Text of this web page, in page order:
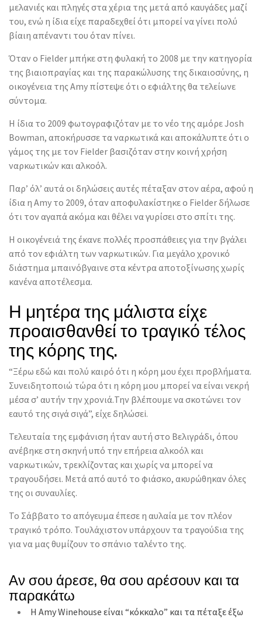
μελανιές και πληγές στα χέρια της μετά από καυγάδες μαζί
του, ενώ η ίδια είχε παραδεχθεί ότι μπορεί να γίνει πολύ
βίαιη απέναντι του όταν πίνει.
Όταν ο Fielder μπήκε στη φυλακή το 2008 με την κατηγορία
της βιαιοπραγίας και της παρακώλυσης της δικαιοσύνης, η
οικογένεια της Amy πίστεψε ότι ο εφιάλτης θα τελείωνε
σύντομα.
Η ίδια το 2009 φωτογραφιζόταν με το νέο της αμόρε Josh
Bowman, αποκήρυσσε τα ναρκωτικά και αποκάλυπτε ότι ο
γάμος της με τον Fielder βασιζόταν στην κοινή χρήση
ναρκωτικών και αλκοόλ.
Παρ’ όλ’ αυτά οι δηλώσεις αυτές πέταξαν στον αέρα, αφού η
ίδια η Amy το 2009, όταν αποφυλακίστηκε ο Fielder δήλωσε
ότι τον αγαπά ακόμα και θέλει να γυρίσει στο σπίτι της.
Η οικογένειά της έκανε πολλές προσπάθειες για την βγάλει
από τον εφιάλτη των ναρκωτικών. Για μεγάλο χρονικό
διάστημα μπαινόβγαινε στα κέντρα αποτοξίνωσης χωρίς
κανένα αποτέλεσμα.
Η μητέρα της μάλιστα είχε
προαισθανθεί το τραγικό τέλος
της κόρης της.
“Ξέρω εδώ και πολύ καιρό ότι η κόρη μου έχει προβλήματα.
Συνειδητοποιώ τώρα ότι η κόρη μου μπορεί να είναι νεκρή
μέσα σ’ αυτήν την χρονιά.Την βλέπουμε να σκοτώνει τον
εαυτό της σιγά σιγά”, είχε δηλώσεi.
Τελευταία της εμφάνιση ήταν αυτή στο Βελιγράδι, όπου
ανέβηκε στη σκηνή υπό την επήρεια αλκοόλ και
ναρκωτικών, τρεκλίζοντας και χωρίς να μπορεί να
τραγουδήσει. Μετά από αυτό το φιάσκο, ακυρώθηκαν όλες
της οι συναυλίες.
Το Σάββατο το απόγευμα έπεσε η αυλαία με τον πλέον
τραγικό τρόπο. Τουλάχιστον υπάρχουν τα τραγούδια της
για να μας θυμίζουν το σπάνιο ταλέντο της.
Αν σου άρεσε, θα σου αρέσουν και τα
παρακάτω
Η Amy Winehouse είναι “κόκκαλο” και τα πέταξε έξω